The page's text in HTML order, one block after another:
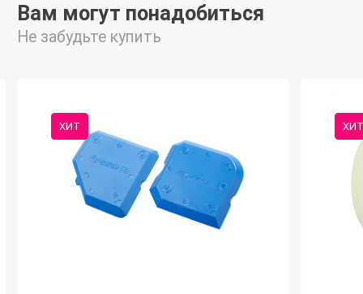
Вам могут понадобиться
Не забудьте купить
ХИТ ХИТ